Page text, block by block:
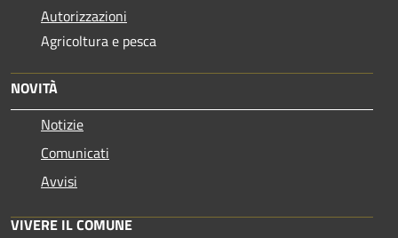
Autorizzazioni
Agricoltura e pesca
NOVITÀ
Notizie
Comunicati
Avvisi
VIVERE IL COMUNE